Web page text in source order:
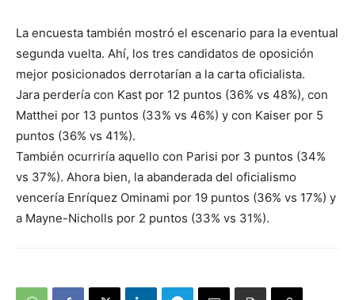
La encuesta también mostró el escenario para la eventual
segunda vuelta. Ahí, los tres candidatos de oposición
mejor posicionados derrotarían a la carta oficialista.
Jara perdería con Kast por 12 puntos (36% vs 48%), con
Matthei por 13 puntos (33% vs 46%) y con Kaiser por 5
puntos (36% vs 41%).
También ocurriría aquello con Parisi por 3 puntos (34%
vs 37%). Ahora bien, la abanderada del oficialismo
vencería Enríquez Ominami por 19 puntos (36% vs 17%) y
a Mayne-Nicholls por 2 puntos (33% vs 31%).